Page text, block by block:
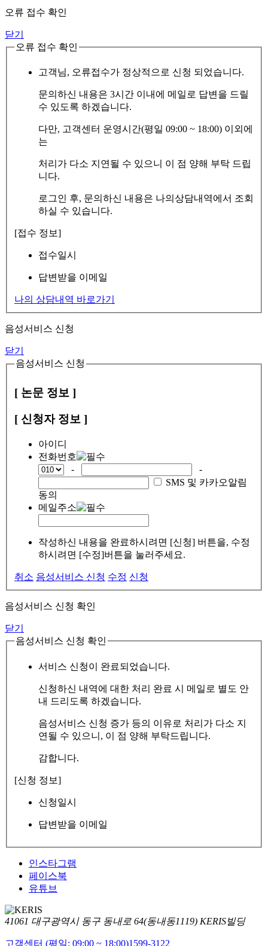
오류 접수 확인
닫기
오류 접수 확인
고객님, 오류접수가 정상적으로 신청 되었습니다.
문의하신 내용은 3시간 이내에 메일로 답변을 드릴
수 있도록 하겠습니다.
다만, 고객센터 운영시간(평일 09:00 ~ 18:00) 이외에
는
처리가 다소 지연될 수 있으니 이 점 양해 부탁 드립
니다.
로그인 후, 문의하신 내용은 나의상담내역에서 조회
하실 수 있습니다.
[접수 정보]
접수일시
답변받을 이메일
나의 상담내역 바로가기
음성서비스 신청
닫기
음성서비스 신청
[ 논문 정보 ]
[ 신청자 정보 ]
아이디
전화번호
-
-
SMS 및 카카오알림
동의
메일주소
작성하신 내용을 완료하시려면 [신청] 버튼을, 수정
하시려면 [수정]버튼을 눌러주세요.
취소 음성서비스 신청 수정 신청
음성서비스 신청 확인
닫기
음성서비스 신청 확인
서비스 신청이 완료되었습니다.
신청하신 내역에 대한 처리 완료 시 메일로 별도 안
내 드리도록 하겠습니다.
음성서비스 신청 증가 등의 이유로 처리가 다소 지
연될 수 있으니, 이 점 양해 부탁드립니다.
감합니다.
[신청 정보]
신청일시
답변받을 이메일
인스타그램
페이스북
유튜브
41061 대구광역시 동구 동내로 64(동내동1119) KERIS빌딩
고객센터 (평일: 09:00 ~ 18:00)1599-3122